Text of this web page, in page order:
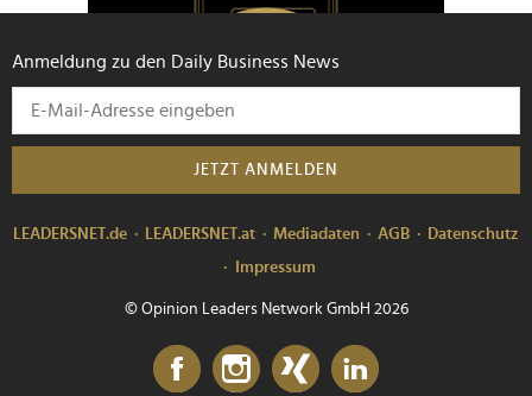
Anmeldung zu den Daily Business News
JETZT ANMELDEN
LEADERSNET.de LEADERSNET.at Mediadaten AGB
Datenschutz
Impressum
© Opinion Leaders Network GmbH 2026